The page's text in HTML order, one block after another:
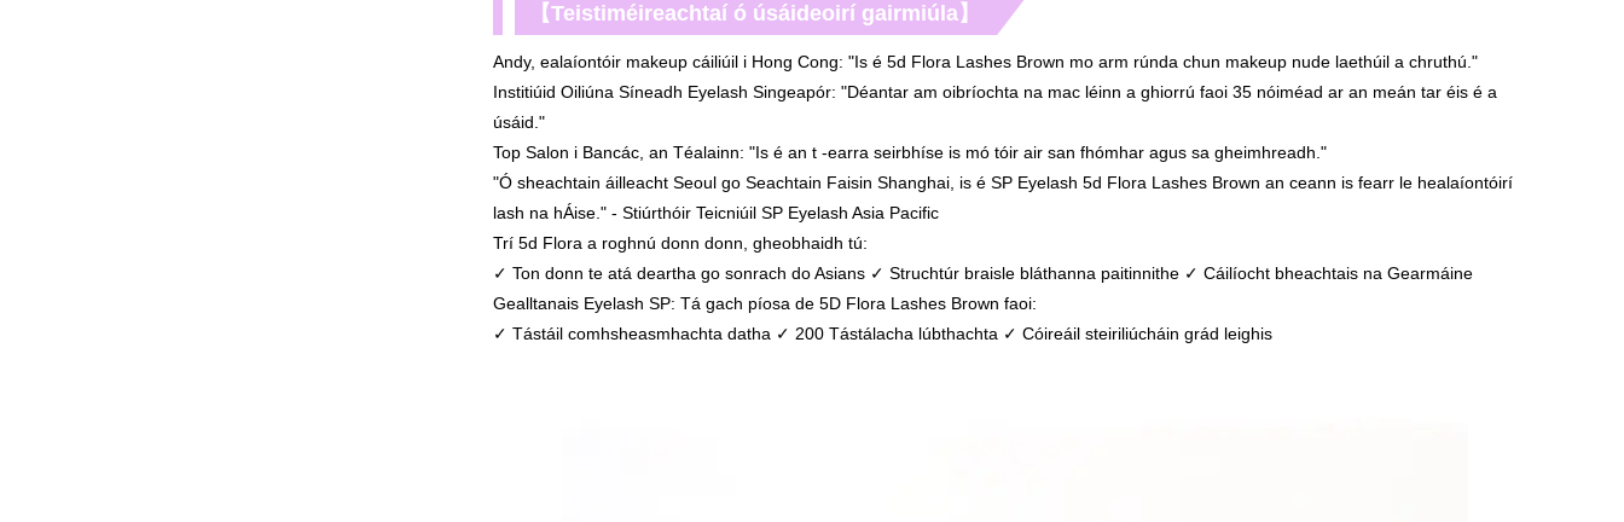
【Teistiméireachtaí ó úsáideoirí gairmiúla】
Andy, ealaíontóir makeup cáiliúil i Hong Cong: "Is é 5d Flora Lashes Brown mo arm rúnda chun makeup nude laethúil a chruthú."
Institiúid Oiliúna Síneadh Eyelash Singeapór: "Déantar am oibríochta na mac léinn a ghiorrú faoi 35 nóiméad ar an meán tar éis é a
úsáid."
Top Salon i Bancác, an Téalainn: "Is é an t -earra seirbhíse is mó tóir air san fhómhar agus sa gheimhreadh."
"Ó sheachtain áilleacht Seoul go Seachtain Faisin Shanghai, is é SP Eyelash 5d Flora Lashes Brown an ceann is fearr le healaíontóirí
lash na hÁise." - Stiúrthóir Teicniúil SP Eyelash Asia Pacific
Trí 5d Flora a roghnú donn donn, gheobhaidh tú:
✓ Ton donn te atá deartha go sonrach do Asians ✓ Struchtúr braisle bláthanna paitinnithe ✓ Cáilíocht bheachtais na Gearmáine
Gealltanais Eyelash SP: Tá gach píosa de 5D Flora Lashes Brown faoi:
✓ Tástáil comhsheasmhachta datha ✓ 200 Tástálacha lúbthachta ✓ Cóireáil steiriliúcháin grád leighis